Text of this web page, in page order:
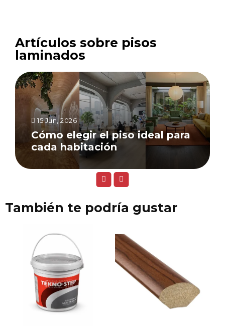
Artículos sobre pisos
laminados
15 Jun, 2026
Cómo elegir el piso ideal para
cada habitación
También te podría gustar